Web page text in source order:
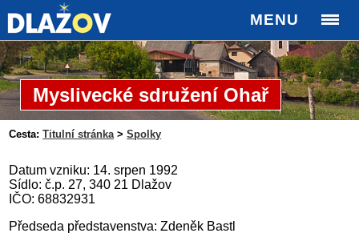
MENU
Myslivecké sdružení Ohař
Cesta: Titulní stránka>Spolky
Datum vzniku: 14. srpen 1992
Sídlo: č.p. 27, 340 21 Dlažov
IČO: 68832931
Předseda představenstva: Zdeněk Bastl